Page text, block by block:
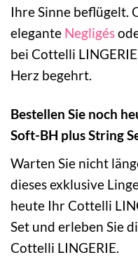
Ihre Sinne beflügelt.
elegante Negligés
bei Cottelli
Herz begehrt.
Bestellen Sie noch
Soft-BH plus String
Warten Sie nicht
dieses exklusive
heute Ihr Cottelli
Set und erleben Sie
Cottelli LINGERIE.